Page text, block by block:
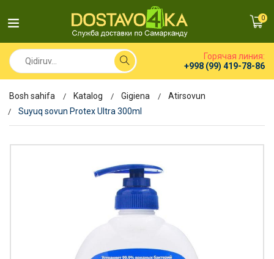
0
Горячая линия:
+998 (99) 419-78-86
Bosh sahifa Katalog Gigiena
Atirsovun
Suyuq sovun Protex Ultra 300ml